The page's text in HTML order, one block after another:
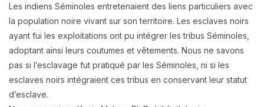
Les indiens Séminoles entretenaient des liens particuliers avec
la population noire vivant sur son territoire. Les esclaves noirs
ayant fui les exploitations ont pu intégrer les tribus Séminoles,
adoptant ainsi leurs coutumes et vêtements. Nous ne savons
pas si l’esclavage fut pratiqué par les Séminoles, ni si les
esclaves noirs intégraient ces tribus en conservant leur statut
d’esclave.